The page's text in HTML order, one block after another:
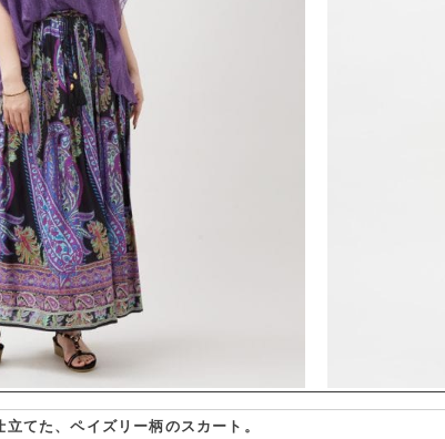
てた、ペイズリー柄のスカート。